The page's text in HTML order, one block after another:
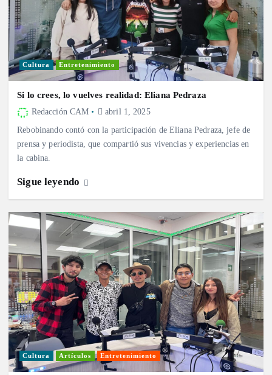
Cultura Entretenimiento
Si lo crees, lo vuelves realidad: Eliana Pedraza
Redacción CAM abril 1, 2025
Rebobinando contó con la participación de Eliana Pedraza, jefe de
prensa y periodista, que compartió sus vivencias y experiencias en
la cabina.
Sigue leyendo
Cultura Artículos Entretenimiento